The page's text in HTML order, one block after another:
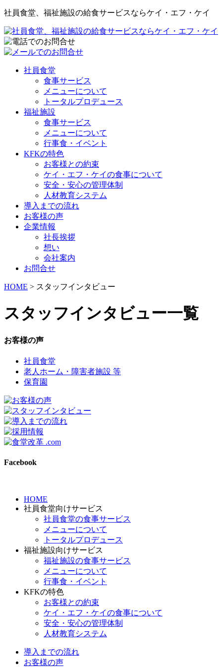
社員食堂、福祉施設の給食サービスならケイ・エフ・ケイ
社員食堂
食事サービス
メニューについて
トータルプロデュース
福祉施設
食事サービス
メニューについて
行事食・イベント
KFKの特色
お客様との約束
ケイ・エフ・ケイの食事について
安全・安心の管理体制
人材教育システム
導入までの流れ
お客様の声
企業情報
社長挨拶
想い
会社案内
お問合せ
HOME > スタッフインタビュー
スタッフインタビュー一覧
お客様の声
社員食堂
老人ホーム・障害者施設 等
保育園
Facebook
HOME
社員食堂向けサービス
社員食堂の食事サービス
メニューについて
トータルプロデュース
福祉施設向けサービス
福祉施設の食事サービス
メニューについて
行事食・イベント
KFKの特色
お客様との約束
ケイ・エフ・ケイの食事について
安全・安心の管理体制
人材教育システム
導入までの流れ
お客様の声